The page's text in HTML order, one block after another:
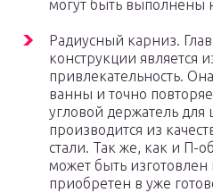
могут быть выполнены
Радиусный карниз.
конструкции является
привлекательность.
ванны и точно
угловой держатель
производится из
стали. Так же, как и П-
может быть изготовлен
приобретен в уже